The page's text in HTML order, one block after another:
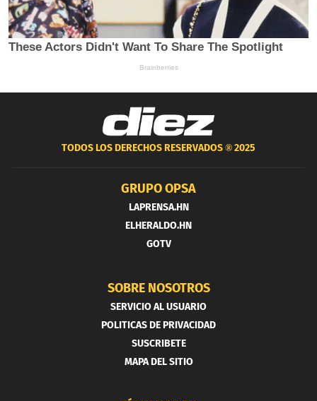
TODOS LOS DERECHOS RESERVADOS ®2025
GRUPO OPSA
LAPRENSA.HN
ELHERALDO.HN
GOTV
SOBRE NOSOTROS
SERVICIO AL USUARIO
POLITICAS DE PRIVACIDAD
SUSCRIBETE
MAPA DEL SITIO